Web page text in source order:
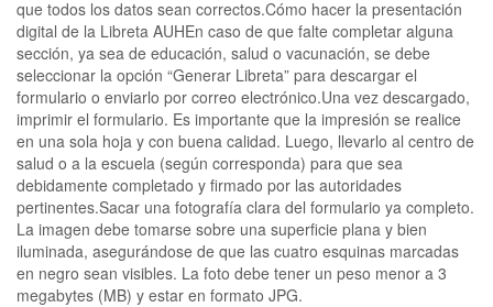
que todos los datos sean correctos.Cómo hacer la presentación
digital de la Libreta AUHEn caso de que falte completar alguna
sección, ya sea de educación, salud o vacunación, se debe
seleccionar la opción “Generar Libreta” para descargar el
formulario o enviarlo por correo electrónico.Una vez descargado,
imprimir el formulario. Es importante que la impresión se realice
en una sola hoja y con buena calidad. Luego, llevarlo al centro de
salud o a la escuela (según corresponda) para que sea
debidamente completado y firmado por las autoridades
pertinentes.Sacar una fotografía clara del formulario ya completo.
La imagen debe tomarse sobre una superficie plana y bien
iluminada, asegurándose de que las cuatro esquinas marcadas
en negro sean visibles. La foto debe tener un peso menor a 3
megabytes (MB) y estar en formato JPG.